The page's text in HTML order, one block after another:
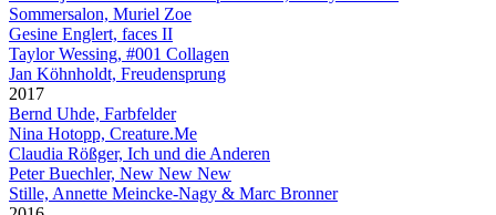
Sommersalon, Muriel Zoe
Gesine Englert, faces II
Taylor Wessing, #001 Collagen
Jan Köhnholdt, Freudensprung
2017
Bernd Uhde, Farbfelder
Nina Hotopp, Creature.Me
Claudia Rößger, Ich und die Anderen
Peter Buechler, New New New
Stille, Annette Meincke-Nagy & Marc Bronner